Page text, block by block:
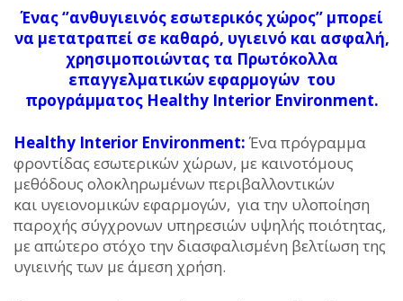
Ένας ‘’ανθυγιεινός εσωτερικός χώρος’’ μπορεί
να μετατραπεί σε καθαρό, υγιεινό και ασφαλή,
χρησιμοποιώντας τα Πρωτόκολλα
επαγγελματικών εφαρμογών του
προγράμματος Healthy Interior Environment.
Healthy Interior Environment: Ένα πρόγραμμα
φροντίδας εσωτερικών χώρων, με καινοτόμους
μεθόδους ολοκληρωμένων περιβαλλοντικών
και υγειονομικών εφαρμογών, για την υλοποίηση
παροχής σύγχρονων υπηρεσιών υψηλής ποιότητας,
με απώτερο στόχο την διασφαλισμένη βελτίωση της
υγιεινής των με άμεση χρήση.